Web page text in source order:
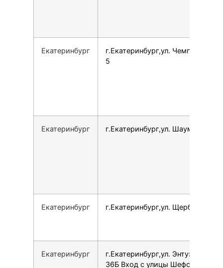
Екатеринбург
г.Екатеринбург,ул. Чемпионов, 1,
5
Екатеринбург г.Екатеринбург,ул. Шаумяна, 93
Екатеринбург г.Екатеринбург,ул. Щербакова, 4
Екатеринбург
г.Екатеринбург,ул. Энтузиастов,
36Б Вход с улицы Шефская,